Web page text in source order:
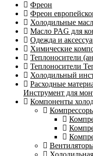
Фреон
Фреон
Холодильные
Масло PAG для
Одежда и
Химические
Теплоносители
Теплоносители
Холодильный
Расходные
Инструмент для
Компоненты